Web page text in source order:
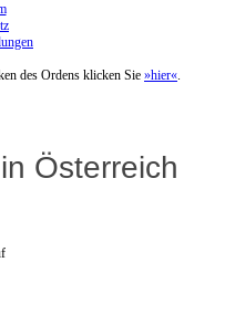
des Ordens klicken Sie »hier«.
Österreich